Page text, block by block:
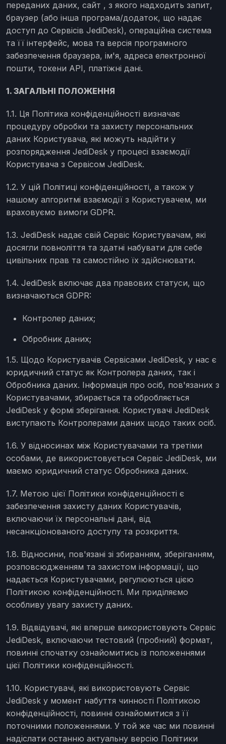
переданих даних, сайт , з якого надходить запит,
браузер (або інша програма/додаток, що надає
доступ до Сервісів JediDesk), операційна система
та її інтерфейс, мова та версія програмного
забезпечення браузера, ім'я, адреса електронної
пошти, токени API, платіжні дані.
1. ЗАГАЛЬНІ ПОЛОЖЕННЯ
1.1. Ця Політика конфіденційності визначає
процедуру обробки та захисту персональних
даних Користувача, які можуть надійти у
розпорядження JediDesk у процесі взаємодії
Користувача з Сервісом JediDesk.
1.2. У цій Політиці конфіденційності, а також у
нашому алгоритмі взаємодії з Користувачем, ми
враховуємо вимоги GDPR.
1.3. JediDesk надає свій Сервіс Користувачам, які
досягли повноліття та здатні набувати для себе
цивільних прав та самостійно їх здійснювати.
1.4. JediDesk включає два правових статуси, що
визначаються GDPR:
Контролер даних;
Обробник даних;
1.5. Щодо Користувачів Сервісами JediDesk, у нас є
юридичний статус як Контролера даних, так і
Обробника даних. Інформація про осіб, пов'язаних з
Користувачами, збирається та обробляється
JediDesk у формі зберігання. Користувачі JediDesk
виступають Контролерами даних щодо таких осіб.
1.6. У відносинах між Користувачами та третіми
особами, де використовується Сервіс JediDesk, ми
маємо юридичний статус Обробника даних.
1.7. Метою цієї Політики конфіденційності є
забезпечення захисту даних Користувачів,
включаючи їх персональні дані, від
несанкціонованого доступу та розкриття.
1.8. Відносини, пов'язані зі збиранням, зберіганням,
розповсюдженням та захистом інформації, що
надається Користувачами, регулюються цією
Політикою конфіденційності. Ми приділяємо
особливу увагу захисту даних.
1.9. Відвідувачі, які вперше використовують Сервіс
JediDesk, включаючи тестовий (пробний) формат,
повинні спочатку ознайомитись із положеннями
цієї Політики конфіденційності.
1.10. Користувачі, які використовують Сервіс
JediDesk у момент набуття чинності Політикою
конфіденційності, повинні ознайомитися з її
поточними положеннями. У той же час ми повинні
надіслати останню актуальну версію Політики